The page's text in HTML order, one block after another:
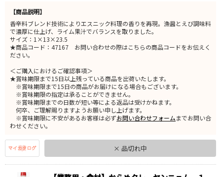
【商品説明】
香辛料ブレンド技術によりエスニック料理の香りを再現。漁醤とえび調味料
で濃厚に仕上げ、ライム果汁でバランスを取りました。
サイズ：1×13×23.5
★商品コード：47167 お問い合わせの際はこちらの商品コードをお伝えく
ださい。
＜ご購入におけるご確認事項＞
★賞味期限まで15日以上残っている商品を出荷いたします。
※賞味期限まで15日の商品がお届けになる場合もございます。
※賞味期限の指定は承ることができません。
※賞味期限までの日数が短い等による返品は受けかねます。
何卒、ご理解賜りますようお願い申し上げます。
※賞味期限に不安があるお客様は必ずお問い合わせフォームまでお問い合
わせください。
× 品切れ中